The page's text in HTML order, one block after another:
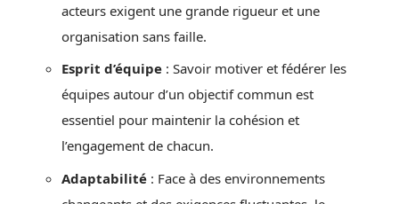
acteurs exigent une grande rigueur et une
organisation sans faille.
Esprit d’équipe : Savoir motiver et fédérer les
équipes autour d’un objectif commun est
essentiel pour maintenir la cohésion et
l’engagement de chacun.
Adaptabilité : Face à des environnements